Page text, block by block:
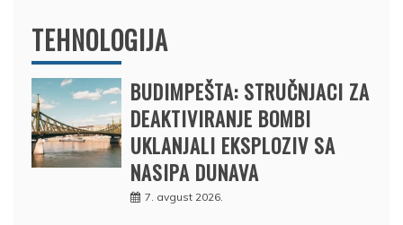
TEHNOLOGIJA
BUDIMPEŠTA: STRUČNJACI ZA
DEAKTIVIRANJE BOMBI
UKLANJALI EKSPLOZIV SA
NASIPA DUNAVA
7. avgust 2026.